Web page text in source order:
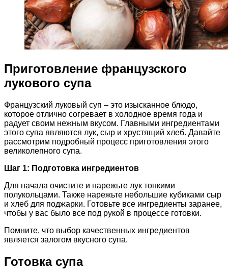
Приготовление французского
лукового супа
Французский луковый суп – это изысканное блюдо,
которое отлично согревает в холодное время года и
радует своим нежным вкусом. Главными ингредиентами
этого супа являются лук, сыр и хрустящий хлеб. Давайте
рассмотрим подробный процесс приготовления этого
великолепного супа.
Шаг 1: Подготовка ингредиентов
Для начала очистите и нарежьте лук тонкими
полукольцами. Также нарежьте небольшие кубиками сыр
и хлеб для поджарки. Готовьте все ингредиенты заранее,
чтобы у вас было все под рукой в процессе готовки.
Помните, что выбор качественных ингредиентов
является залогом вкусного супа.
Готовка супа